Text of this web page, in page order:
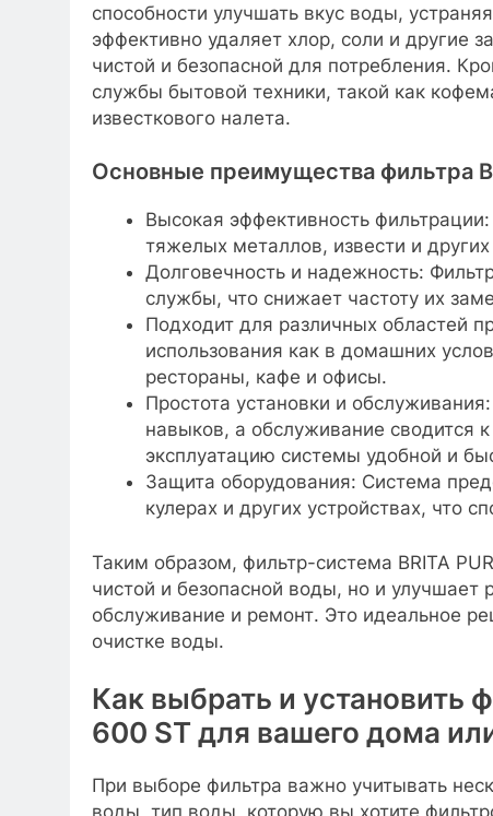
способности улучшать вкус воды,
эффективно удаляет хлор, соли и другие
чистой и безопасной для потребления.
службы бытовой техники, такой как
известкового налета.
Основные преимущества фильтра
Высокая эффективность
тяжелых металлов, извести и
Долговечность и надежность:
службы, что снижает частоту их
Подходит для различных областей
использования как в домашних
рестораны, кафе и офисы.
Простота установки и
навыков, а обслуживание сводится
эксплуатацию системы удобной и
Защита оборудования: Система
кулерах и других устройствах, что
Таким образом, фильтр-система BRITA
чистой и безопасной воды, но и
обслуживание и ремонт. Это идеальное
очистке воды.
Как выбрать и установить
600 ST для вашего дома
При выборе фильтра важно учитывать